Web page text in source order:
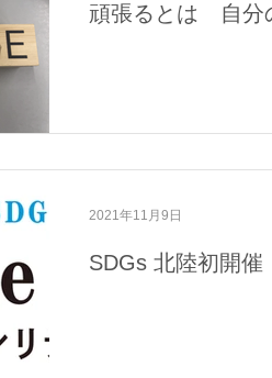
頑張るとは 自分
SDGs 北陸初開
2021年11月9日